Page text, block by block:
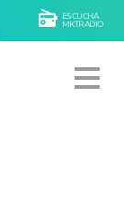
ESCUCHÁ
MKTRADIO